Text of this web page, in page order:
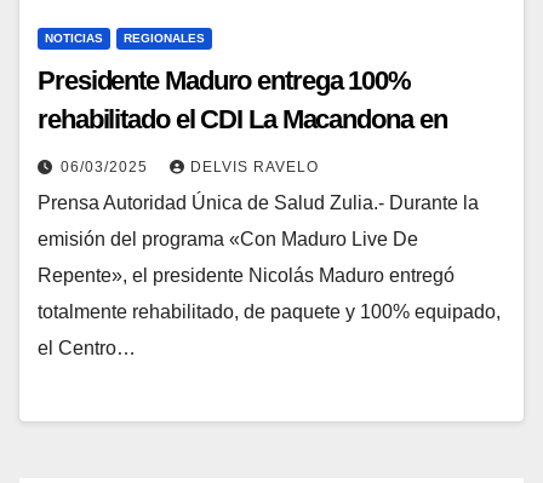
NOTICIAS REGIONALES
Presidente Maduro entrega 100%
rehabilitado el CDI La Macandona en
Maracaibo
06/03/2025 DELVIS RAVELO
Prensa Autoridad Única de Salud Zulia.- Durante la
emisión del programa «Con Maduro Live De
Repente», el presidente Nicolás Maduro entregó
totalmente rehabilitado, de paquete y 100% equipado,
el Centro…